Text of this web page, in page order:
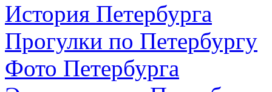
История Петербурга
Прогулки по Петербургу
Фото Петербурга